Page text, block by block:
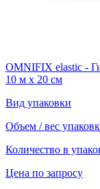
OMNIFIX elastic -
10 м х 20 см
Вид упаковки
Объем / вес
Количество в
Цена по запросу